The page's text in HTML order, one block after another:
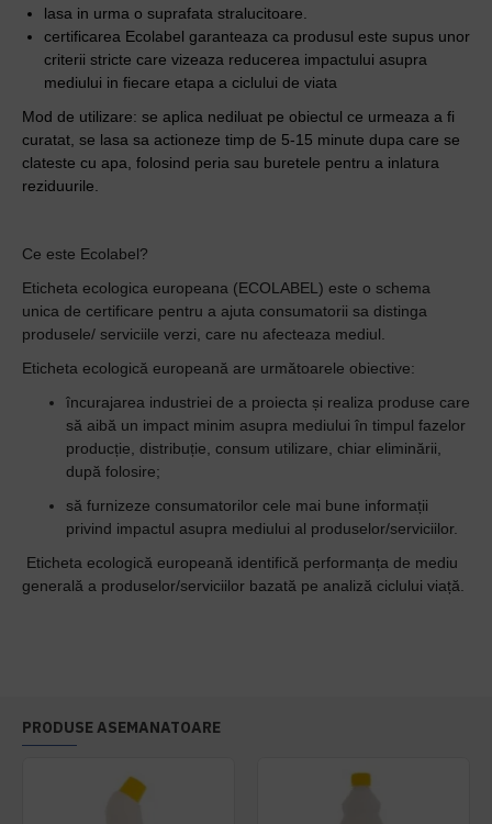
lasa in urma o suprafata stralucitoare.
certificarea Ecolabel garanteaza ca produsul este supus unor
criterii stricte care vizeaza reducerea impactului asupra
mediului in fiecare etapa a ciclului de viata
Mod de utilizare: se aplica nediluat pe obiectul ce urmeaza a fi
curatat, se lasa sa actioneze timp de 5-15 minute dupa care se
clateste cu apa, folosind peria sau buretele pentru a inlatura
reziduurile.
Ce este Ecolabel?
Eticheta ecologica europeana (ECOLABEL) este o schema
unica de certificare pentru a ajuta consumatorii sa distinga
produsele/ serviciile verzi, care nu afecteaza mediul.
Eticheta ecologică europeană are următoarele obiective:
încurajarea industriei de a proiecta și realiza produse care
să aibă un impact minim asupra mediului în timpul fazelor
producție, distribuție, consum utilizare, chiar eliminării,
după folosire;
să furnizeze consumatorilor cele mai bune informații
privind impactul asupra mediului al produselor/serviciilor.
Eticheta ecologică europeană identifică performanța de mediu
generală a produselor/serviciilor bazată pe analiză ciclului viață.
PRODUSE ASEMANATOARE